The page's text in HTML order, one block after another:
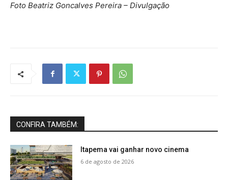
Foto Beatriz Goncalves Pereira – Divulgação
CONFIRA TAMBÉM:
Itapema vai ganhar novo cinema
6 de agosto de 2026